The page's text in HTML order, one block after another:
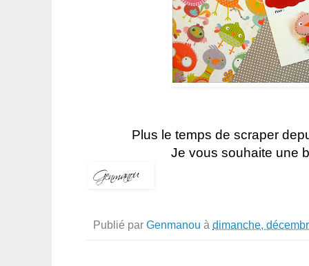
Plus le temps de scraper
Je vous souhaite une
Publié par Genmanou à dimanche,